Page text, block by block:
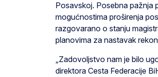
Posavskoj. Posebna pažnja
mogućnostima proširenja
razgovarano o stanju
planovima za nastavak
„Zadovoljstvo nam je bilo
direktora Cesta Federacije